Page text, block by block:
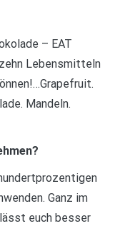
– EAT
Lebensmitteln
Mandeln.
Ganz im
euch besser